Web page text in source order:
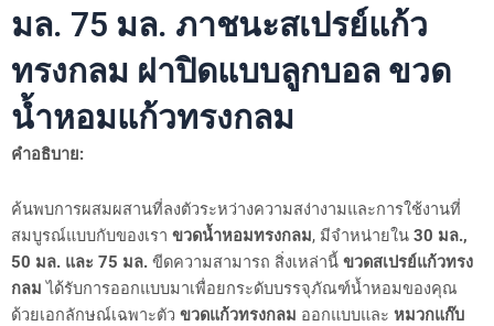
มล. 75 มล. ภาชนะสเปรย์แก้ว
ทรงกลม ฝาปิดแบบลูกบอล ขวด
น้ำหอมแก้วทรงกลม
คำอธิบาย:
ค้นพบการผสมผสานที่ลงตัวระหว่างความสง่างามและการใช้งานที่
สมบูรณ์แบบกับของเรา ขวดน้ำหอมทรงกลม, มีจำหน่ายใน 30 มล.,
50 มล. และ 75 มล. ขีดความสามารถ สิ่งเหล่านี้ ขวดสเปรย์แก้วทรง
กลม ได้รับการออกแบบมาเพื่อยกระดับบรรจุภัณฑ์น้ำหอมของคุณ
ด้วยเอกลักษณ์เฉพาะตัว ขวดแก้วทรงกลม ออกแบบและ หมวกแก๊บ